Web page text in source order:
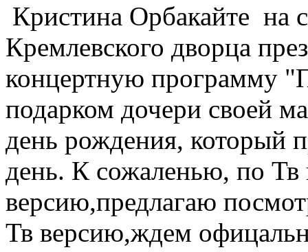
Кристина Орбакайте на
Кремлевского дворца
концертную программу
подарком дочери своей
день рождения, который
день. К сожаленью, по Тв
версию,предлагаю
Тв версию,ждем